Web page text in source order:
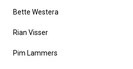
Bette Westera
Rian Visser
Pim Lammers